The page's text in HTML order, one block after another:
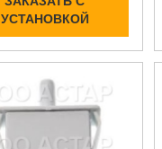
УСТАНОВКОЙ